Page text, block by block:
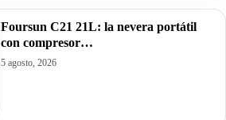
Foursun C21 21L: la nevera portátil
con compresor…
5 agosto, 2026